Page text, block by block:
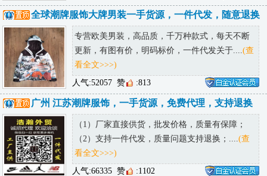
全球潮牌服饰大牌男装一手货源，一件代发，随意退换
专营欧美男装，高品质，千万种款式，每天不断
更新，有图有价，明码标价，一件代发关于.... (查
看全文>>>)
人气:52057 赞 :813
广州 江苏潮牌服饰，一手货源，免费代理，支持退换
（1）厂家直接供货，批发价格，质量有保障；
（2）支持一件代发，质量问题支持退换；.... (查
看全文>>>)
人气:66335 赞 :1102